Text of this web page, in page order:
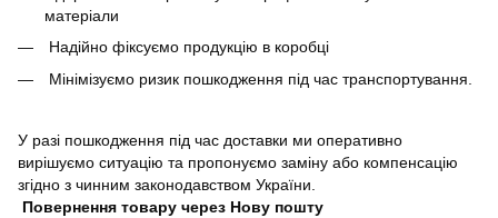
матеріали
Надійно фіксуємо продукцію в коробці
Мінімізуємо ризик пошкодження під час транспортування.
У разі пошкодження під час доставки ми оперативно
вирішуємо ситуацію та пропонуємо заміну або компенсацію
згідно з чинним законодавством України.
Повернення товару через Нову пошту